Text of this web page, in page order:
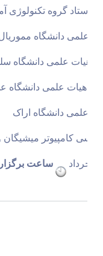
استاد گروه تکنولوژی
علمی دانشگاه
هیات علمی دانشگاه
عضو هیات علمی دانشگاه
علمی دانشگاه اراک
کامپیوتر
ساعت